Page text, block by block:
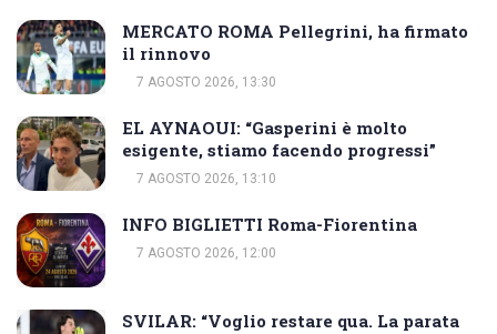
MERCATO ROMA Pellegrini, ha firmato
il rinnovo
7 AGOSTO 2026, 13:30
EL AYNAOUI: “Gasperini è molto
esigente, stiamo facendo progressi”
7 AGOSTO 2026, 13:10
INFO BIGLIETTI Roma-Fiorentina
7 AGOSTO 2026, 12:00
SVILAR: “Voglio restare qua. La parata